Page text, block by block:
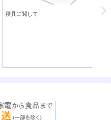
寝具に関して
目